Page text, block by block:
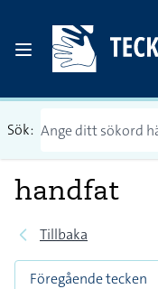
Sök:
handfat
Tillbaka
Föregående tecken